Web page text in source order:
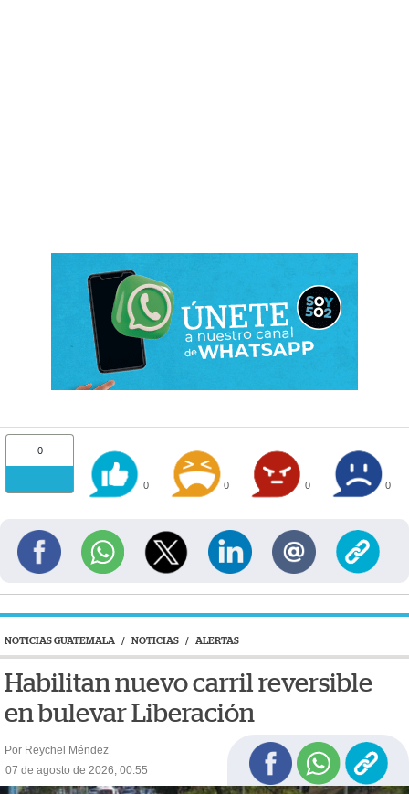
0
0 0 0 0
NOTICIAS GUATEMALA / NOTICIAS / ALERTAS
Habilitan nuevo carril reversible
en bulevar Liberación
Por Reychel Méndez
07 de agosto de 2026, 00:55